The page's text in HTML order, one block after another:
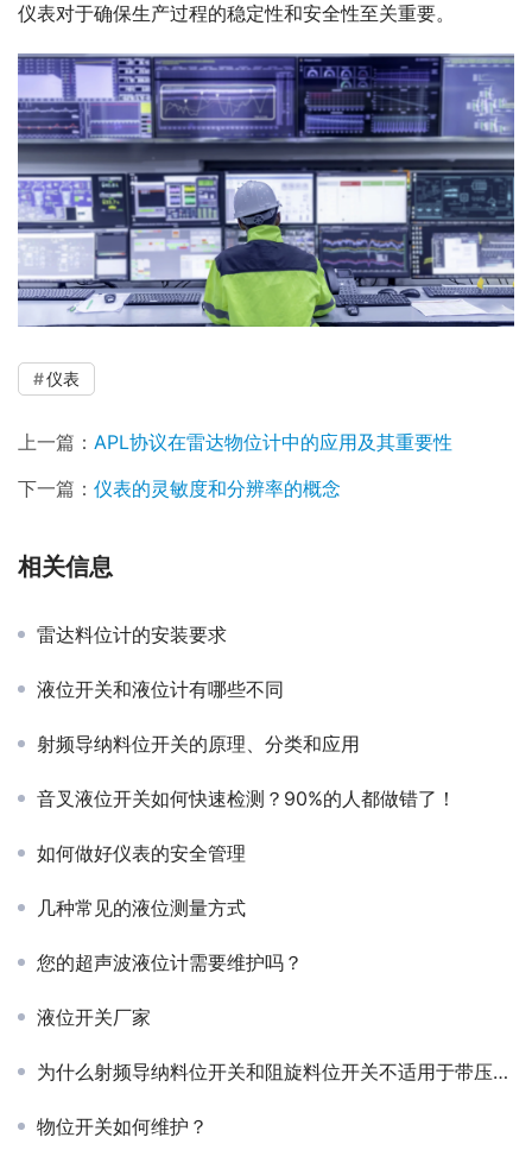
仪表对于确保生产过程的稳定性和安全性至关重要。
仪表
上一篇： APL协议在雷达物位计中的应用及其重要性
下一篇： 仪表的灵敏度和分辨率的概念
相关信息
雷达料位计的安装要求
液位开关和液位计有哪些不同
射频导纳料位开关的原理、分类和应用
音叉液位开关如何快速检测？90%的人都做错了！
如何做好仪表的安全管理
几种常见的液位测量方式
您的超声波液位计需要维护吗？
液位开关厂家
为什么射频导纳料位开关和阻旋料位开关不适用于带压料仓的测量
物位开关如何维护？